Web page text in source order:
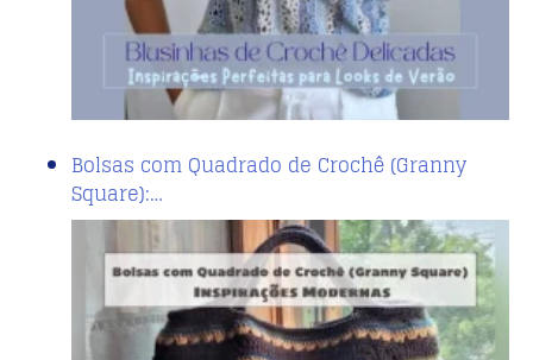
Bolsas com Quadrado de Crochê (Granny
Square):…